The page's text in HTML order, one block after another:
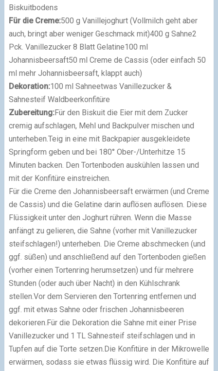
Biskuitbodens
Für die Creme:500 g Vanillejoghurt (Vollmilch geht aber
auch, bringt aber weniger Geschmack mit)400 g Sahne2
Pck. Vanillezucker 8 Blatt Gelatine100 ml
Johannisbeersaft50 ml Creme de Cassis (oder einfach 50
ml mehr Johannisbeersaft, klappt auch)
Dekoration:100 ml Sahneetwas Vanillezucker &
Sahnesteif Waldbeerkonfitüre
Zubereitung:Für den Biskuit die Eier mit dem Zucker
cremig aufschlagen, Mehl und Backpulver mischen und
unterheben.Teig in eine mit Backpapier ausgekleidete
Springform geben und bei 180° Ober-/Unterhitze 15
Minuten backen. Den Tortenboden auskühlen lassen und
mit der Konfitüre einstreichen.
Für die Creme den Johannisbeersaft erwärmen (und Creme
de Cassis) und die Gelatine darin auflösen auflösen. Diese
Flüssigkeit unter den Joghurt rühren. Wenn die Masse
anfängt zu gelieren, die Sahne (vorher mit Vanillezucker
steifschlagen!) unterheben. Die Creme abschmecken (und
ggf. süßen) und anschließend auf den Tortenboden gießen
(vorher einen Tortenring herumsetzen) und für mehrere
Stunden (oder auch über Nacht) in den Kühlschrank
stellen.Vor dem Servieren den Tortenring entfernen und
ggf. mit etwas Sahne oder frischen Johannisbeeren
dekorieren. Für die Dekoration die Sahne mit einer Prise
Vanillezucker und 1 TL Sahnesteif steifschlagen und in
Tupfen auf die Torte setzen. Die Konfitüre in der Mikrowelle
erwärmen, sodass sie etwas flüssig wird. Die Konfitüre auf